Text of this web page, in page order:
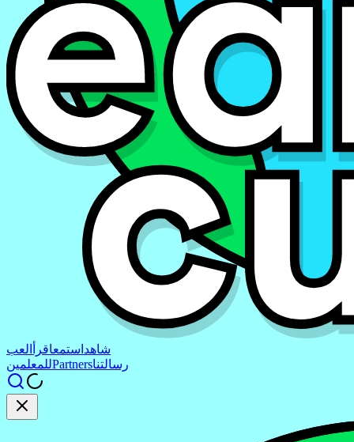
شاهد استمعاقرأ
العب
للمعلمينPartnersرسالتنا